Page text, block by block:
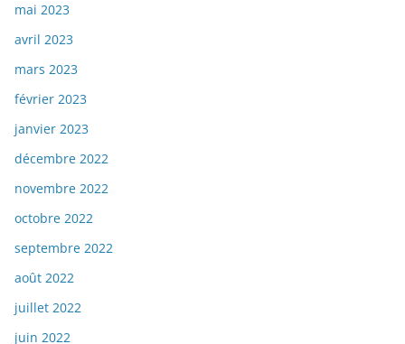
mai 2023
avril 2023
mars 2023
février 2023
janvier 2023
décembre 2022
novembre 2022
octobre 2022
septembre 2022
août 2022
juillet 2022
juin 2022